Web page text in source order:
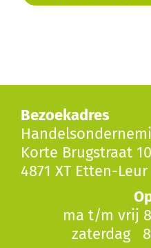
Bezoekadres
Korte Brugstraat
4871 XT Etten-Leur
ma t/m vrij
zaterdag